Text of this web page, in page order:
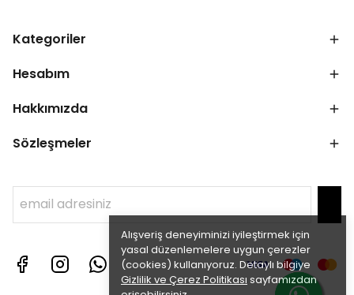
Alışveriş deneyiminizi iyileştirmek için
yasal düzenlemelere uygun çerezler
(cookies) kullanıyoruz. Detaylı bilgiye
Gizlilik ve Çerez Politikası sayfamızdan
Kategoriler
Hesabım
Hakkımızda
Sözleşmeler